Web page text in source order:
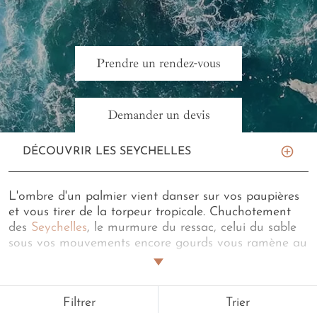
Prendre un rendez-vous
Demander un devis
DÉCOUVRIR LES SEYCHELLES
L'ombre d'un palmier vient danser sur vos paupières
et vous tirer de la torpeur tropicale. Chuchotement
des Seychelles, le murmure du ressac, celui du sable
sous vos mouvements encore gourds vous ramène au
voyage de 10 jours aux Seychelles
paradis. Vous avez le temps. Celui d'une plongée avec
les raies Manta. Celui d'un atelier de cuisine créole,
Filtrer Trier